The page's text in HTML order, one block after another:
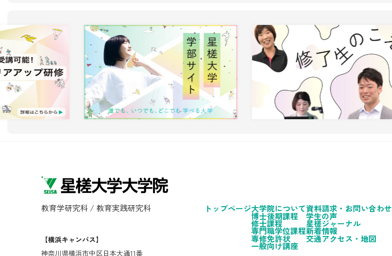
教育学研究科 / 教育実践研究科
【横浜キャンパス】
神奈川県横浜市中区日本大通11番
トップページ大学院について
博士後期課程
修士課程
専門職学位課程
専修免許状
一般向け講座
資料請求・お問い合わせ
学生の声
星槎ジャーナル
新着情報
交通アクセス・地図